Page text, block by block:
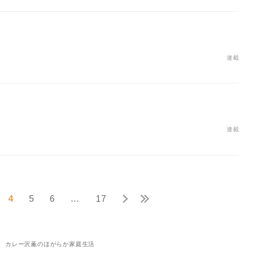
連載
連載
4 5 6 … 17
カレー沢薫のほがらか家庭生活